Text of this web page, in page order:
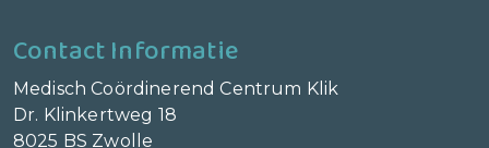
Contact Informatie
Medisch Coördinerend Centrum Klik
Dr. Klinkertweg 18
8025 BS Zwolle